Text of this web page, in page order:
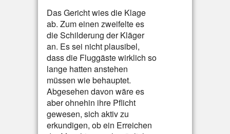
Das Gericht wies die Klage
ab. Zum einen zweifelte es
die Schilderung der Kläger
an. Es sei nicht plausibel,
dass die Fluggäste wirklich so
lange hatten anstehen
müssen wie behauptet.
Abgesehen davon wäre es
aber ohnehin ihre Pflicht
gewesen, sich aktiv zu
erkundigen, ob ein Erreichen